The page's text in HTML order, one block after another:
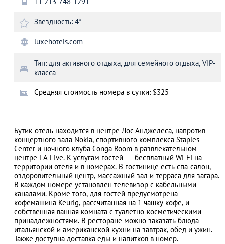
Звездность: 4*
luxehotels.com
Тип: для активного отдыха, для семейного отдыха, VIP-
класса
Cредняя стоимость номера в сутки: $325
Бутик-отель находится в центре Лос-Анджелеса, напротив
концертного зала Nokia, спортивного комплекса Staples
Center и ночного клуба Conga Room в развлекательном
центре LA Live. К услугам гостей — бесплатный Wi-Fi на
территории отеля и в номерах. В гостинице есть спа-салон,
оздоровительный центр, массажный зал и терраса для загара.
В каждом номере установлен телевизор с кабельными
каналами. Кроме того, для гостей предусмотрена
кофемашина Keurig, рассчитанная на 1 чашку кофе, и
собственная ванная комната с туалетно-косметическими
принадлежностями. В ресторане можно заказать блюда
итальянской и американской кухни на завтрак, обед и ужин.
Также доступна доставка еды и напитков в номер.